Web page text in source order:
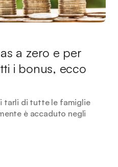
a zero e per
i bonus, ecco
tarli di tutte le famiglie
è accaduto negli